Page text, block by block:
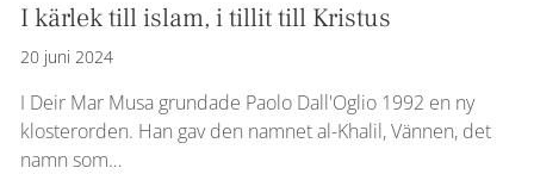
I kärlek till islam, i tillit till Kristus
20 juni 2024
I Deir Mar Musa grundade Paolo Dall'Oglio 1992 en ny
klosterorden. Han gav den namnet al-Khalil, Vännen, det
namn som…